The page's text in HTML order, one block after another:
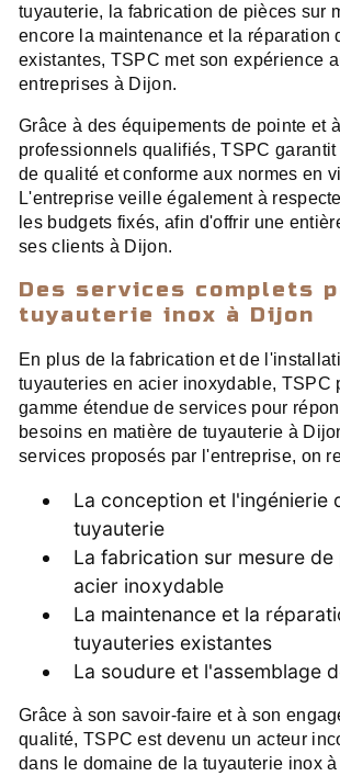
tuyauterie, la fabrication de pièces sur
encore la maintenance et la réparation
existantes, TSPC met son expérience
entreprises à Dijon.
Grâce à des équipements de pointe et
professionnels qualifiés, TSPC
de qualité et conforme aux normes en
L'entreprise veille également à
les budgets fixés, afin d'offrir une
ses clients à Dijon.
Des services complets
tuyauterie inox à Dijon
En plus de la fabrication et de
tuyauteries en acier inoxydable, TSPC
gamme étendue de services pour
besoins en matière de tuyauterie à
services proposés par l'entreprise, on
La conception et l'ingénierie
tuyauterie
La fabrication sur mesure de
acier inoxydable
La maintenance et la
tuyauteries existantes
La soudure et l'assemblage
Grâce à son savoir-faire et à son
qualité, TSPC est devenu un acteur
dans le domaine de la tuyauterie inox